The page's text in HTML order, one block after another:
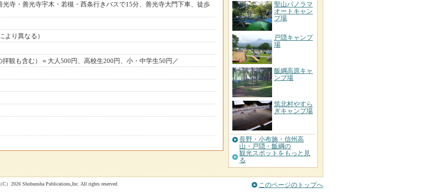
光寺・善光寺宇木・若槻・西条行きバスで15分、善光寺大門下車、徒歩
より異なる）
観も含む）＝大人500円、高校生200円、小・中学生50円／
聖山パノラマ
オートキャン
プ場
戸隠キャンプ
場
飯綱高原キャ
ンプ場
筑北村やすら
ぎキャンプ場
長野・小布施・信州高
山・戸隠・飯綱の
観光スポットをもっと見
る
2026 Shobunsha Publications,Inc. All rights reserved. このページのトップへ